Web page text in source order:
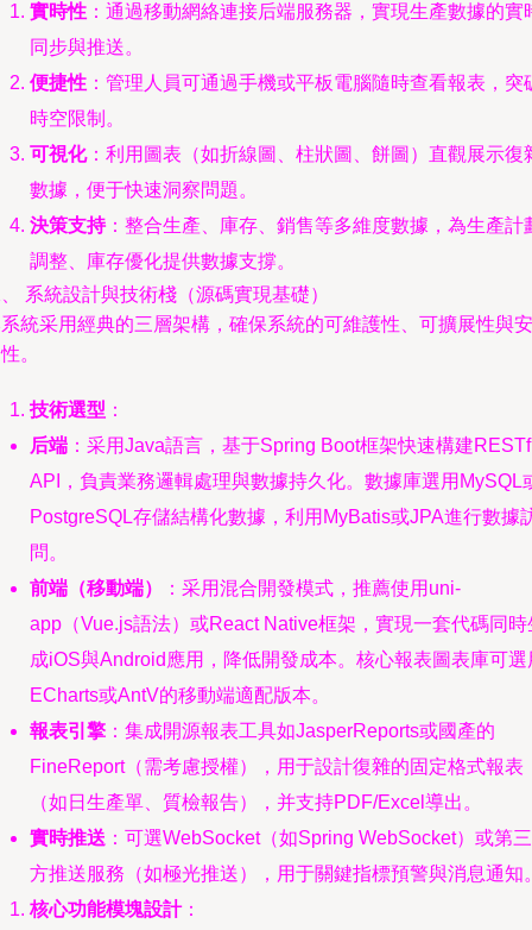
實時性 ：通過移動網絡連接后端服務器，實現生產數據的實
同步與推送。
便捷性 ：管理人員可通過手機或平板電腦隨時查看報表，突
時空限制。
可視化：利用圖表（如折線圖、柱狀圖、餅圖）直觀展示復
數據，便于快速洞察問題。
決策支持：整合生產、庫存、銷售等多維度數據，為生產計
調整、庫存優化提供數據支撐。
系統設計與技術棧（源碼實現基礎）
統采用經典的三層架構，確保系統的可維護性、可擴展性與安
。
技術選型 ：
后端 ：采用Java語言，基于Spring Boot框架快速構建
API，負責業務邏輯處理與數據持久化。數據庫選用MySQL
PostgreSQL存儲結構化數據，利用MyBatis或JPA進行數據
問。
前端（移動端）
：采用混合開發模式，推薦使用uni-
app（Vue.js語法）或React Native框架，實現一套代碼同時
成iOS與Android應用，降低開發成本。核心報表圖表庫可選
ECharts或AntV的移動端適配版本。
報表引擎 ：集成開源報表工具如JasperReports或國產的
FineReport（需考慮授權），用于設計復雜的固定格式報表
（如日生產單、質檢報告），并支持PDF/Excel導出。
實時推送 ：可選WebSocket（如Spring WebSocket）或第三
方推送服務（如極光推送），用于關鍵指標預警與消息通知
核心功能模塊設計：